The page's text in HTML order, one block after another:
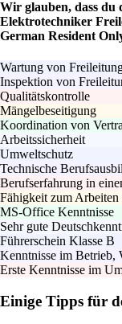
Wir glauben, dass du
Elektrotechniker
German Resident
Wartung von
Inspektion von
Qualitätskontrolle
Mängelbeseitigung
Koordination von
Arbeitssicherheit
Umweltschutz
Technische
Berufserfahrung in
Fähigkeit zum
MS-Office Kenntnisse
Sehr gute
Führerschein Klasse B
Kenntnisse im Betrieb,
Erste Kenntnisse im
Einige Tipps für